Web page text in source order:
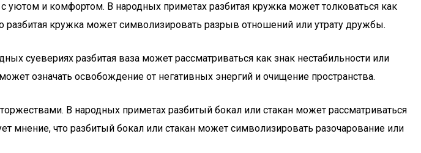
и комфортом. В народных приметах разбитая кружка может толковаться как
кружка может символизировать разрыв отношений или утрату дружбы.
суевериях разбитая ваза может рассматриваться как знак нестабильности или
означать освобождение от негативных энергий и очищение пространства.
В народных приметах разбитый бокал или стакан может рассматриваться
что разбитый бокал или стакан может символизировать разочарование или